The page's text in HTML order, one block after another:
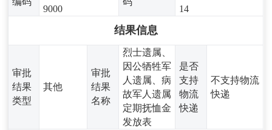
9000
14
结果信息
审批
结果
类型
其他
审批
结果
名称
烈士遗属、
因公牺牲军
人遗属、病
故军人遗属
定期抚恤金
发放表
是否
支持
物流
快递
不支持物流
快递